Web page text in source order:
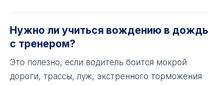
Нужно ли учиться вождению в дождь
с тренером?
Это полезно, если водитель боится мокрой
дороги, трассы, луж, экстренного торможения